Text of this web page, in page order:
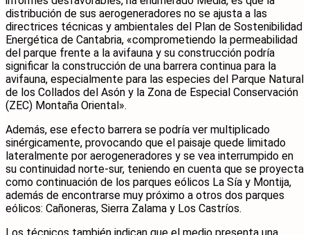
distribución de sus aerogeneradores no se ajusta a las
directrices técnicas y ambientales del Plan de Sostenibilidad
Energética de Cantabria, «comprometiendo la permeabilidad
del parque frente a la avifauna y su construcción podría
significar la construcción de una barrera continua para la
avifauna, especialmente para las especies del Parque Natural
de los Collados del Asón y la Zona de Especial Conservación
(ZEC) Montaña Oriental».
Además, ese efecto barrera se podría ver multiplicado
sinérgicamente, provocando que el paisaje quede limitado
lateralmente por aerogeneradores y se vea interrumpido en
su continuidad norte-sur, teniendo en cuenta que se proyecta
como continuación de los parques eólicos La Sía y Montija,
además de encontrarse muy próximo a otros dos parques
eólicos: Cañoneras, Sierra Zalama y Los Castríos.
Los técnicos también indican que el medio presenta una